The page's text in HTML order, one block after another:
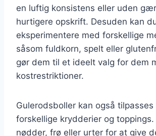
en luftig konsistens eller uden
hurtigere opskrift. Desuden kan
eksperimentere med forskellige
såsom fuldkorn, spelt eller
gør dem til et ideelt valg for dem
kostrestriktioner.
Gulerodsboller kan også tilpasses
forskellige krydderier og
nødder, frø eller urter for at give